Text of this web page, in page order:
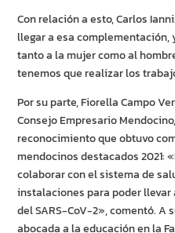
Con relación a esto, Carlos
llegar a esa complementación,
tanto a la mujer como al
tenemos que realizar los
Por su parte, Fiorella Campo
Consejo Empresario
reconocimiento que obtuvo
mendocinos destacados 2021:
colaborar con el sistema de
instalaciones para poder
del SARS-CoV-2», comentó. A
abocada a la educación en la